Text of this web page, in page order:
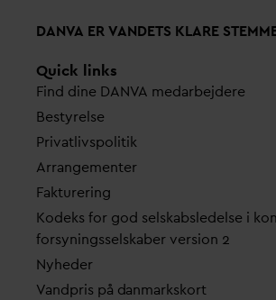
DANVA ERVANDETS KLARE
Quick links
Find dine DANVA medarbejdere
Bestyrelse
Privatlivspolitik
Arrangementer
Fakturering
Kodeks for god selskabsledelse i
forsyningsselskaber version 2
Nyheder
Vandpris på danmarkskort